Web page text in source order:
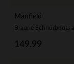
Manfield
149.99